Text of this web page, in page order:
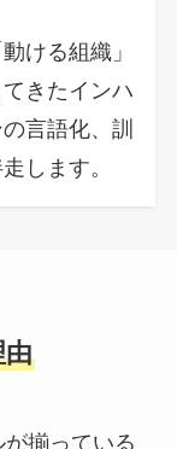
ける組織」
きたインハ
言語化、訓
します。
揃っている